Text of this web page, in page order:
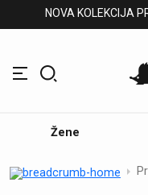
NOVA KOLEKCIJA
Žene